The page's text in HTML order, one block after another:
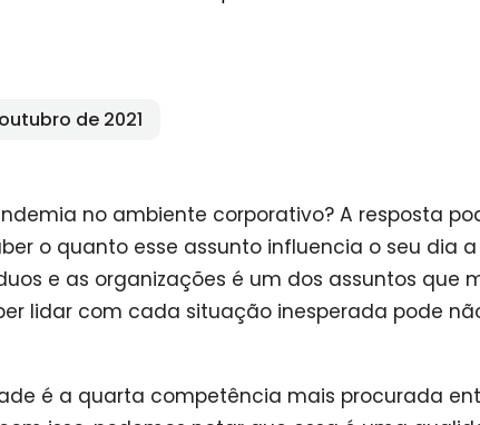
de 2021
no ambiente corporativo? A resposta
o quanto esse assunto influencia o seu dia
e as organizações é um dos assuntos que
lidar com cada situação inesperada pode
é a quarta competência mais procurada